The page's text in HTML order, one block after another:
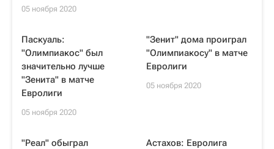
05 ноября 2020
Паскуаль:
"Олимпиакос" был
значительно лучше
"Зенита" в матче
Евролиги
05 ноября 2020
"Зенит" дома проиграл
"Олимпиакосу" в матче
Евролиги
05 ноября 2020
"Реал" обыграл
Астахов: Евролига